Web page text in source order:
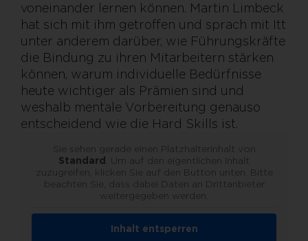
voneinander lernen können. Martin Limbeck
hat sich mit ihm getroffen und sprach mit Itt
unter anderem darüber, wie Führungskräfte
die Bindung zu ihren Mitarbeitern stärken
können, warum individuelle Bedürfnisse
heute wichtiger als Prämien sind und
weshalb mentale Vorbereitung genauso
entscheidend wie die Hard Skills ist.
Sie sehen gerade einen Platzhalterinhalt von
Standard
. Um auf den eigentlichen Inhalt
zuzugreifen, klicken Sie auf den Button unten. Bitte
beachten Sie, dass dabei Daten an Drittanbieter
weitergegeben werden.
Inhalt entsperren